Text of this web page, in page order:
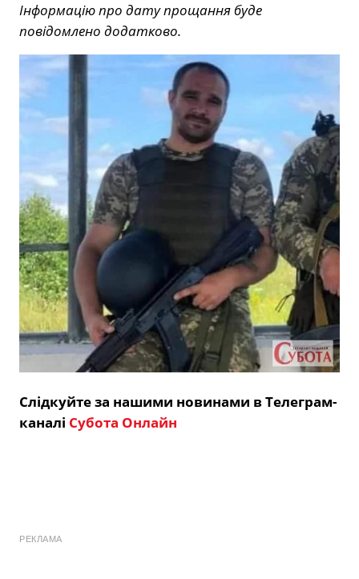
Інформацію про дату прощання буде
повідомлено додатково.
Слідкуйте за нашими новинами в Телеграм-
каналі Субота Онлайн
РЕКЛАМА